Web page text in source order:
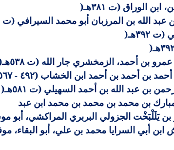
الوراق (ت ٣٨١هـ
)
بن المرزبان أبو محمد السيرافي (ت ٣٨٥هـ
)
)
بن أحمد، الزمخشري جار الله (ت ٥٣٨هـ
أحمد بن أحمد ابن الخشاب (٤٩٢ - ٥٦٧ هـ
بن عبد الله بن أحمد السهيلي (ت ٥٨١هـ
)
بن محمد بن محمد بن محمد ابن عبد
الجزولي البربري المراكشي، أبو
السرايا محمد بن علي، أبو البقاء،